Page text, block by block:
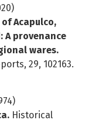
Acapulco,
A provenance
wares.
29, 102163.
Historical